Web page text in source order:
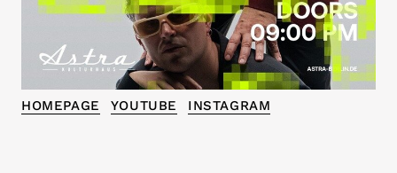
HOMEPAGE YOUTUBE INSTAGRAM